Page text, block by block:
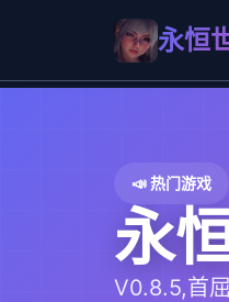
永恒
📣 热门游戏
永
V0.8.5,首